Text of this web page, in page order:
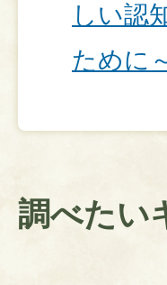
しい認
ために
調べたい